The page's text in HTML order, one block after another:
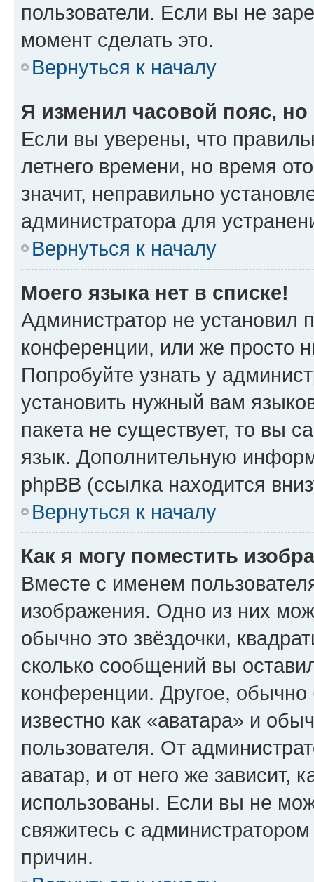
пользователи. Если вы не
момент сделать это.
Вернуться к началу
Я изменил часовой пояс,
Если вы уверены, что
летнего времени, но время
значит, неправильно
администратора для
Вернуться к началу
Моего языка нет в списке!
Администратор не установил
конференции, или же просто
Попробуйте узнать у
установить нужный вам
пакета не существует, то вы
язык. Дополнительную
phpBB (ссылка находится
Вернуться к началу
Как я могу поместить
Вместе с именем
изображения. Одно из них
обычно это звёздочки,
сколько сообщений вы
конференции. Другое,
известно как «аватара» и
пользователя. От
аватар, и от него же зависит,
использованы. Если вы не
свяжитесь с
причин.